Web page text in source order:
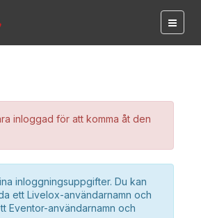
inloggad för att komma åt den
inloggningsuppgifter. Du kan
ett Livelox-användarnamn och
Eventor-användarnamn och